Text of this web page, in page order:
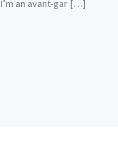
I’m an avant-gar […]